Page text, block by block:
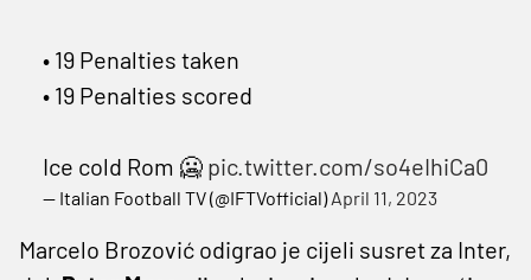
• 19 Penalties taken
• 19 Penalties scored
Ice cold Rom 🥶 pic.twitter.com/so4eIhiCa0
— Italian Football TV (@IFTVofficial)April 11, 2023
Marcelo Brozović odigrao je cijeli susret za Inter,